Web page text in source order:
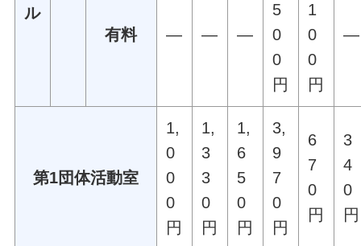
ル
有料 ― ― ―
5
0
0
円
1
0
0
円
―
第1団体活動室
1,
0
0
0
円
1,
3
3
0
円
1,
6
5
0
円
3,
9
7
0
円
6
7
0
円
3
4
0
円